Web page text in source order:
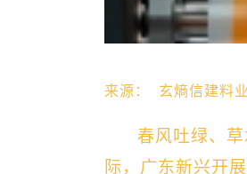
来源： 玄熵信建料
春风吐绿、
际 ， 广东新兴开